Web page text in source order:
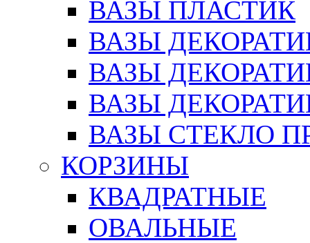
ВАЗЫ ПЛАСТИК
ВАЗЫ
ВАЗЫ
ВАЗЫ
ВАЗЫ СТЕКЛО
КОРЗИНЫ
КВАДРАТНЫЕ
ОВАЛЬНЫЕ